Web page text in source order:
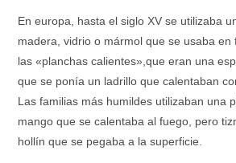
En europa, hasta el siglo XV se utilizaba
madera, vidrio o mármol que se usaba en
las «planchas calientes»,que eran una
que se ponía un ladrillo que calentaban
Las familias más humildes utilizaban una
mango que se calentaba al fuego, pero
hollín que se pegaba a la superficie.